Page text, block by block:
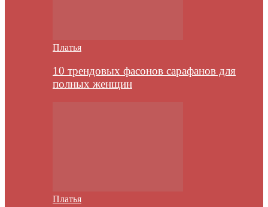
Платья
10 трендовых фасонов сарафанов для
полных женщин
Платья